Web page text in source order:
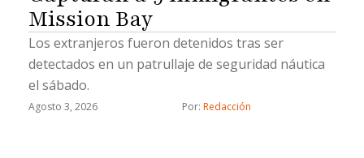
Mission Bay
Los extranjeros fueron detenidos tras ser
detectados en un patrullaje de seguridad náutica
el sábado.
Agosto 3, 2026 Por: Redacción